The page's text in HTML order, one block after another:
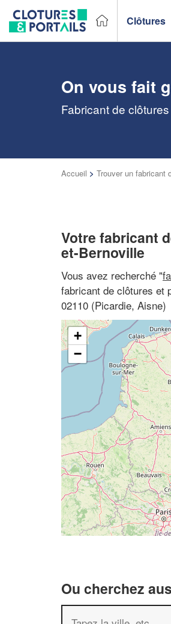
Clôtures
On vous fait
Fabricant de
Accueil > Trouver un fabricant
Votre fabricant
et-Bernoville
Vous avez recherché "
fabricant de clôtures et
02110 (Picardie, Aisne)
+
−
Ou cherchez